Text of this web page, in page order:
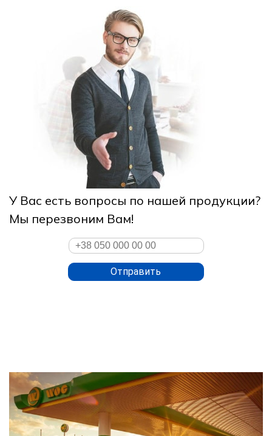
У Вас есть вопросы по нашей продукции?
Мы перезвоним Вам!
Отправить